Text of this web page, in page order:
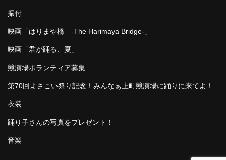
振付
映画「はりまや橋 -The Harimaya Bridge-」
映画「君が踊る、夏」
競演場ボランティア募集
第70回よさこい祭り記念！みんなぁ上町競演場に踊りに来てよ！
衣装
踊り子さんの写真をプレゼント！
音楽